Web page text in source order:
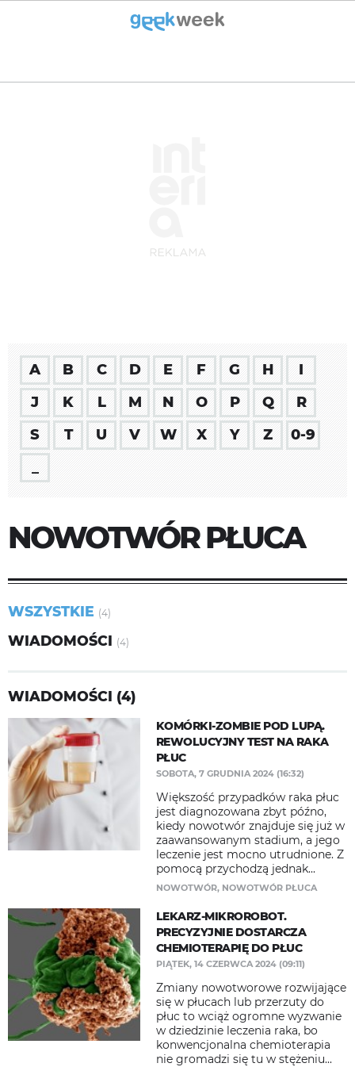
A B C D E F G H
I
J
K L M N O P Q
R
S
T U V W X Y Z
0-9
NOWOTWÓR PŁUCA
WSZYSTKIE (4)
WIADOMOŚCI (4)
WIADOMOŚCI (4)
KOMÓRKI-ZOMBIE POD LUPĄ.
REWOLUCYJNY TEST NA RAKA
PŁUC
SOBOTA, 7 GRUDNIA 2024 (16:32)
Większość przypadków raka płuc
jest diagnozowana zbyt późno,
kiedy nowotwór znajduje się już w
zaawansowanym stadium, a jego
leczenie jest mocno utrudnione. Z
pomocą przychodzą jednak...
NOWOTWÓR, NOWOTWÓR PŁUCA
LEKARZ-MIKROROBOT.
PRECYZYJNIE DOSTARCZA
CHEMIOTERAPIĘ DO PŁUC
PIĄTEK, 14 CZERWCA 2024 (09:11)
Zmiany nowotworowe rozwijające
się w płucach lub przerzuty do
płuc to wciąż ogromne wyzwanie
w dziedzinie leczenia raka, bo
konwencjonalna chemioterapia
nie gromadzi się tu w stężeniu...